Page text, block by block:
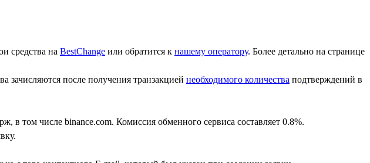
средства на BestChange или обратится к нашему оператору. Более детально на странице
зачисляются после получения транзакцией необходимого количества подтверждений в
в том числе binance.com. Комиссия обменного сервиса составляет 0.8%.